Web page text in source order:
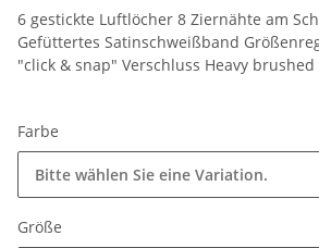
6 gestickte Luftlöcher 8 Ziernähte am
Gefüttertes Satinschweißband
"click & snap" Verschluss Heavy brushed
Farbe
Bitte wählen Sie eine Variation.
Größe